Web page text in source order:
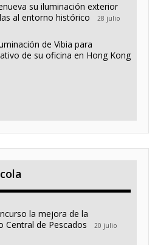
su iluminación exterior
al entorno histórico
28 julio
de Vibia para
de su oficina en Hong Kong
la mejora de la
Central de Pescados
20 julio